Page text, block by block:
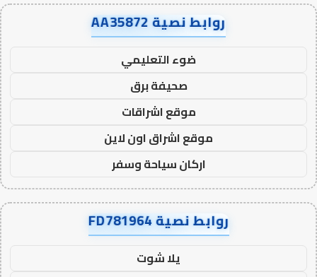
روابط نصية AA35872
ضوء التعليمي
صحيفة برق
موقع اشراقات
موقع اشراق اون لاين
اركان سياحة وسفر
روابط نصية FD781964
يلا شوت